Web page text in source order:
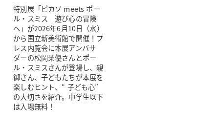
特別展「ピカソ meets ポー
ル・スミス 遊び心の冒険
へ」が2026年6月10日（水）
から国立新美術館で開催！プ
レス内覧会に本展アンバサ
ダーの松岡茉優さんとポー
ル・スミスさんが登場し、親
御さん、子どもたちが本展を
楽しむヒント、“ 子ども心”
の大切さを紹介。中学生以下
は入場無料！